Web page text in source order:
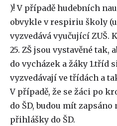
)! V případě hudebních
obvykle v respiriu školy
vyzvedává vyučující ZUŠ.
25. ZŠ jsou vystavěné tak,
do vycházek a žáky 1.tříd
vyzvedávají ve třídách a
V případě, že se žáci po
do ŠD, budou mít zapsáno
přihlášky do ŠD.